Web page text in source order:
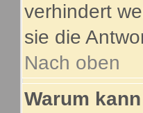
verhindert
sie die
Nach oben
Warum